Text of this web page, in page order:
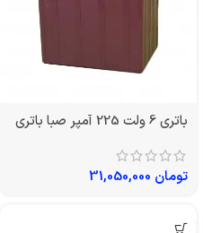
باتری 6 ولت 225 آمپر صبا باتری
تومان